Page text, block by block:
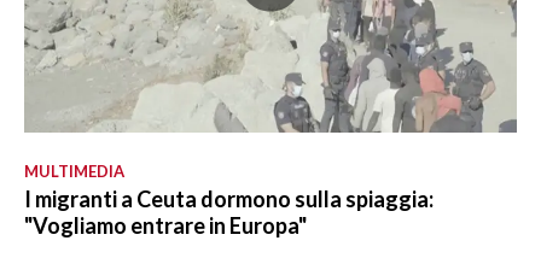
MULTIMEDIA
I migranti a Ceuta dormono sulla spiaggia:
"Vogliamo entrare in Europa"